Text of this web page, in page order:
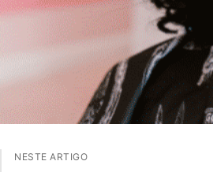
NESTE ARTIGO